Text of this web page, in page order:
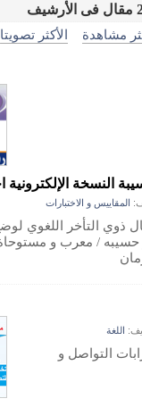
مشاهدة الأكثر تصويتا
النسخة
المقاييس و الاختبارات
ذوي التأخر اللغوي
اللغة
التواصل و